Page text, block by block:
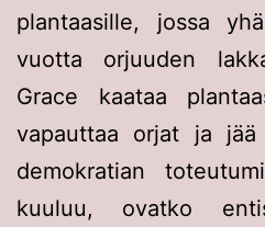
plantaasille, jossa
vuotta orjuuden
Grace kaataa
vapauttaa orjat ja jää
demokratian
kuuluu, ovatko